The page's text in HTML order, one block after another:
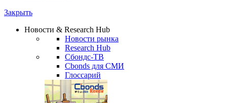
Закрыть
Новости & Research Hub
Новости рынка
Research Hub
Сбондс-ТВ
Cbonds для СМИ
Глоссарий